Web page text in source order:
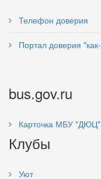
Телефон доверия
Портал доверия
bus.gov.ru
Карточка МБУ
Клубы
Уют